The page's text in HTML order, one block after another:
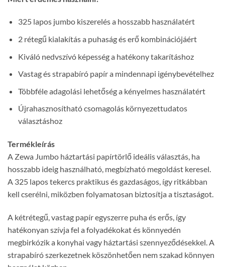
325 lapos jumbo kiszerelés a hosszabb használatért
2 rétegű kialakítás a puhaság és erő kombinációjáért
Kiváló nedvszívó képesség a hatékony takarításhoz
Vastag és strapabíró papír a mindennapi igénybevételhez
Többféle adagolási lehetőség a kényelmes használatért
Újrahasznosítható csomagolás környezettudatos
választáshoz
Termékleírás
A Zewa Jumbo háztartási papírtörlő ideális választás, ha
hosszabb ideig használható, megbízható megoldást keresel.
A 325 lapos tekercs praktikus és gazdaságos, így ritkábban
kell cserélni, miközben folyamatosan biztosítja a tisztaságot.
A kétrétegű, vastag papír egyszerre puha és erős, így
hatékonyan szívja fel a folyadékokat és könnyedén
megbirkózik a konyhai vagy háztartási szennyeződésekkel. A
strapabíró szerkezetnek köszönhetően nem szakad könnyen